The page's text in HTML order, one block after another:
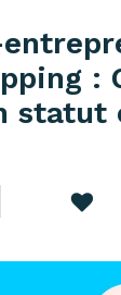
:
statut